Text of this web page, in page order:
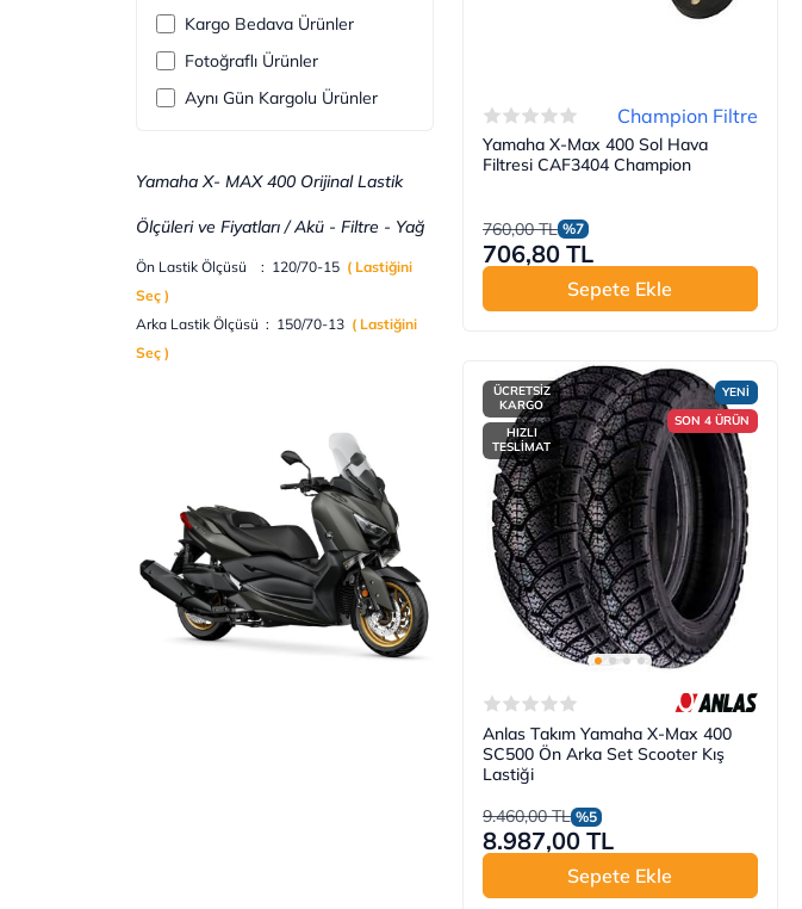
Kargo Bedava Ürünler
Fotoğraflı Ürünler
Aynı Gün Kargolu Ürünler
Yamaha X- MAX 400 Orijinal Lastik
Ölçüleri ve Fiyatları / Akü - Filtre - Yağ
Ön Lastik Ölçüsü : 120/70-15 ( Lastiğini
Seç )
Arka Lastik Ölçüsü : 150/70-13 ( Lastiğini
Seç )
Champion Filtre
Yamaha X-Max 400 Sol Hava
Filtresi CAF3404 Champion
760,00 TL %7
706,80 TL
Sepete Ekle
YENİ
SON 4 ÜRÜN
ÜCRETSİZ
KARGO
HIZLI
TESLİMAT
Anlas Takım Yamaha X-Max 400
SC500 Ön Arka Set Scooter Kış
Lastiği
9.460,00 TL %5
8.987,00 TL
Sepete Ekle